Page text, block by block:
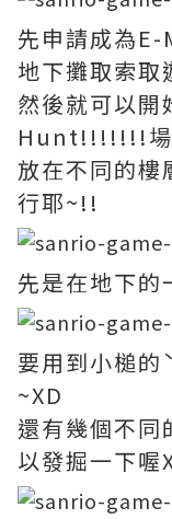
先申請成為
地下攤取索取
然後就可以
Hunt!!!!!!!場
放在不同的樓
行耶~!!
先是在地下的
要用到小槌
~XD
還有幾個不同
以發掘一下喔